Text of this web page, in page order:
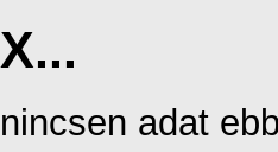
X...
nincsen adat